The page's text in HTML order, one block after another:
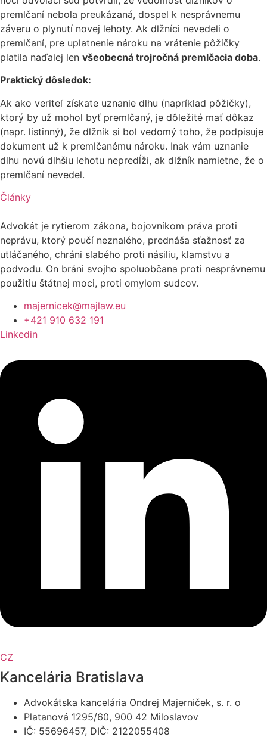
premlčaní nebola preukázaná, dospel k nesprávnemu
záveru o plynutí novej lehoty. Ak dlžníci nevedeli o
premlčaní, pre uplatnenie nároku na vrátenie pôžičky
platila naďalej len všeobecná trojročná premlčacia doba.
Praktický dôsledok:
Ak ako veriteľ získate uznanie dlhu (napríklad pôžičky),
ktorý by už mohol byť premlčaný, je dôležité mať dôkaz
(napr. listinný), že dlžník si bol vedomý toho, že podpisuje
dokument už k premlčanému nároku. Inak vám uznanie
dlhu novú dlhšiu lehotu nepredĺži, ak dlžník namietne, že o
premlčaní nevedel.
Články
Advokát je rytierom zákona, bojovníkom práva proti
neprávu, ktorý poučí neznalého, prednáša sťažnosť za
utláčaného, chráni slabého proti násiliu, klamstvu a
podvodu. On bráni svojho spoluobčana proti nesprávnemu
použitiu štátnej moci, proti omylom sudcov.
majernicek@majlaw.eu
+421 910 632 191
Linkedin
CZ
Kancelária Bratislava
Advokátska kancelária Ondrej Majerniček, s. r. o
Platanová 1295/60, 900 42 Miloslavov
IČ: 55696457, DIČ: 2122055408